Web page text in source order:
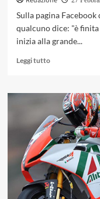
Sulla pagina
qualcuno dice: "è finita
inizia alla grande...
Leggi tuttoLeggi
su
Carlos
Checa
domina
la
prima
gara
della
Superbike
2011